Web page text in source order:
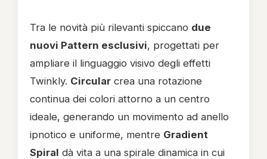
Tra le novità più rilevanti spiccano due
nuovi Pattern esclusivi, progettati per
ampliare il linguaggio visivo degli effetti
Twinkly. Circular crea una rotazione
continua dei colori attorno a un centro
ideale, generando un movimento ad anello
ipnotico e uniforme, mentre Gradient
Spiral dà vita a una spirale dinamica in cui